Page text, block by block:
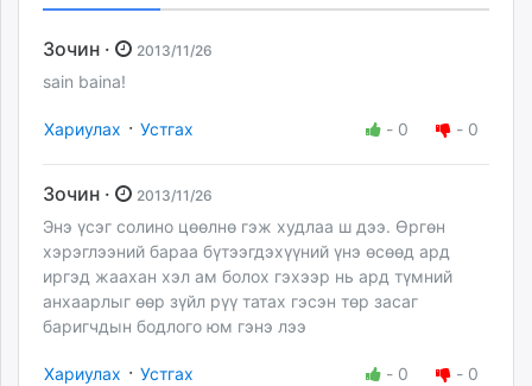
Зочин · 2013/11/26
sain baina!
Хариулах · Устгах - 0 - 0
Зочин · 2013/11/26
Энэ үсэг солино цөөлнө гэж худлаа ш дээ. Өргөн
хэрэглээний бараа бүтээгдэхүүний үнэ өсөөд ард
иргэд жаахан хэл ам болох гэхээр нь ард түмний
анхаарлыг өөр зүйл рүү татах гэсэн төр засаг
баригчдын бодлого юм гэнэ лээ
Хариулах · Устгах - 0 - 0